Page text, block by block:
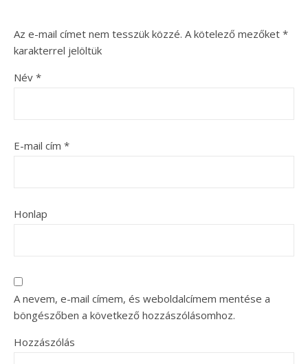
Az e-mail címet nem tesszük közzé. A kötelező mezőket *
karakterrel jelöltük
Név *
E-mail cím *
Honlap
A nevem, e-mail címem, és weboldalcímem mentése a
böngészőben a következő hozzászólásomhoz.
Hozzászólás